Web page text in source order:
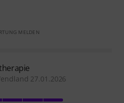
MELDEN
27.01.2026